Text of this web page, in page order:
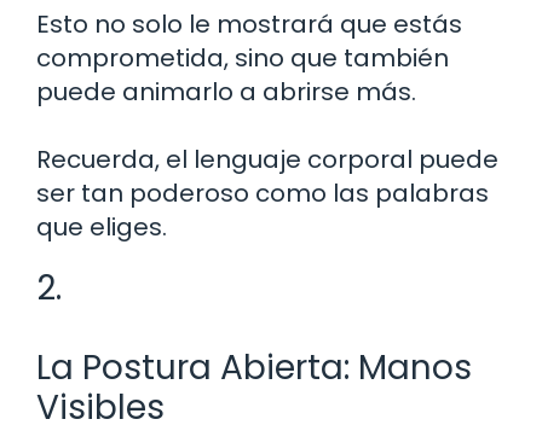
Esto no solo le mostrará que estás
comprometida, sino que también
puede animarlo a abrirse más.
Recuerda, el lenguaje corporal puede
ser tan poderoso como las palabras
que eliges.
2.
La Postura Abierta: Manos
Visibles